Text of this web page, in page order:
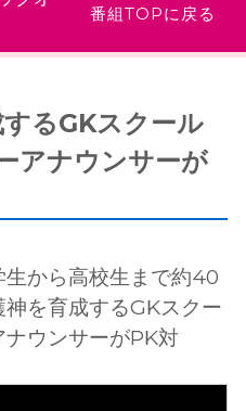
番組TOPに戻る
るGKスクール
アナウンサーが
生から高校生まで約40
を育成するGKスクー
ウンサーがPK対